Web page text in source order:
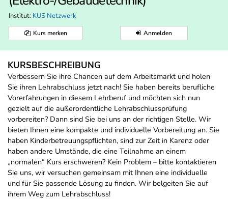
Institut: KUS Netzwerk
Kurs merken Anmelden
KURSBESCHREIBUNG
Verbessern Sie ihre Chancen auf dem Arbeitsmarkt und holen
Sie ihren Lehrabschluss jetzt nach! Sie haben bereits berufliche
Vorerfahrungen in diesem Lehrberuf und möchten sich nun
gezielt auf die außerordentliche Lehrabschlussprüfung
vorbereiten? Dann sind Sie bei uns an der richtigen Stelle. Wir
bieten Ihnen eine kompakte und individuelle Vorbereitung an. Sie
haben Kinderbetreuungspflichten, sind zur Zeit in Karenz oder
haben andere Umstände, die eine Teilnahme an einem
„normalen“ Kurs erschweren? Kein Problem – bitte kontaktieren
Sie uns, wir versuchen gemeinsam mit Ihnen eine individuelle
und für Sie passende Lösung zu finden. Wir belgeiten Sie auf
ihrem Weg zum Lehrabschluss!